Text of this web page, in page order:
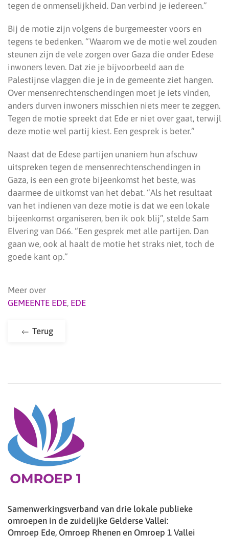
tegen de onmenselijkheid. Dan verbind je iedereen.”
Bij de motie zijn volgens de burgemeester voors en
tegens te bedenken. “Waarom we de motie wel zouden
steunen zijn de vele zorgen over Gaza die onder Edese
inwoners leven. Dat zie je bijvoorbeeld aan de
Palestijnse vlaggen die je in de gemeente ziet hangen.
Over mensenrechtenschendingen moet je iets vinden,
anders durven inwoners misschien niets meer te zeggen.
Tegen de motie spreekt dat Ede er niet over gaat, terwijl
deze motie wel partij kiest. Een gesprek is beter.”
Naast dat de Edese partijen unaniem hun afschuw
uitspreken tegen de mensenrechtenschendingen in
Gaza, is een een grote bijeenkomst het beste, was
daarmee de uitkomst van het debat. “Als het resultaat
van het indienen van deze motie is dat we een lokale
bijeenkomst organiseren, ben ik ook blij”, stelde Sam
Elvering van D66. “Een gesprek met alle partijen. Dan
gaan we, ook al haalt de motie het straks niet, toch de
goede kant op.”
Meer over
GEMEENTE EDE, EDE
Terug
Samenwerkingsverband van drie lokale publieke
omroepen in de zuidelijke Gelderse Vallei:
Omroep Ede, Omroep Rhenen en Omroep 1 Vallei